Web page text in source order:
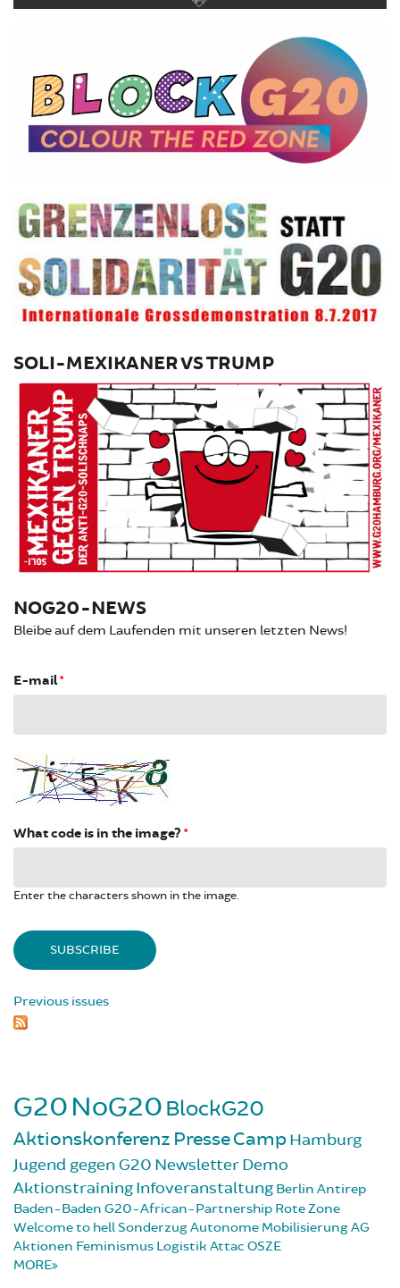
SOLI-MEXIKANER VS TRUMP
NOG20-NEWS
Bleibe auf dem Laufenden mit unseren letzten News!
E-mail*
What code is in the image? *
Enter the characters shown in the image.
Previous issues
G20NoG20 BlockG20
Aktionskonferenz PresseCampHamburg
Jugend gegen G20 NewsletterDemo
AktionstrainingInfoveranstaltung Berlin Antirep
Baden-Baden G20-African-Partnership Rote Zone
Welcome to hellSonderzugAutonome MobilisierungAG
Aktionen Feminismus Logistik Attac OSZE
MORE